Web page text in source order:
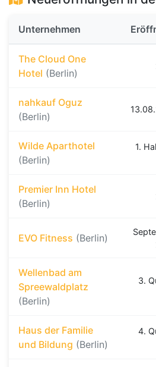
Unternehmen
The Cloud One
Hotel (Berlin)
nahkauf Oguz
(Berlin)
Wilde Aparthotel
(Berlin)
1.
Premier Inn Hotel
(Berlin)
EVO Fitness (Berlin)
Wellenbad am
Spreewaldplatz
(Berlin)
3.
Haus der Familie
und Bildung (Berlin)
4.